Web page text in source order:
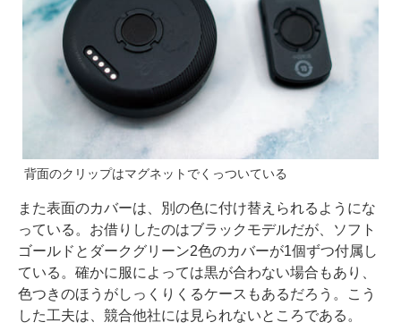
背面のクリップはマグネットでくっついている
また表面のカバーは、別の色に付け替えられるようにな
っている。お借りしたのはブラックモデルだが、ソフト
ゴールドとダークグリーン2色のカバーが1個ずつ付属し
ている。確かに服によっては黒が合わない場合もあり、
色つきのほうがしっくりくるケースもあるだろう。こう
した工夫は、競合他社には見られないところである。